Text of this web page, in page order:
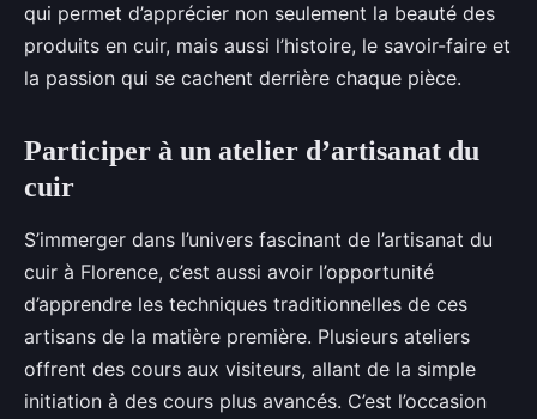
qui permet d’apprécier non seulement la beauté des
produits en cuir, mais aussi l’histoire, le savoir-faire et
la passion qui se cachent derrière chaque pièce.
Participer à un atelier d’artisanat du
cuir
S’immerger dans l’univers fascinant de l’artisanat du
cuir à Florence, c’est aussi avoir l’opportunité
d’apprendre les techniques traditionnelles de ces
artisans de la matière première. Plusieurs ateliers
offrent des cours aux visiteurs, allant de la simple
initiation à des cours plus avancés. C’est l’occasion